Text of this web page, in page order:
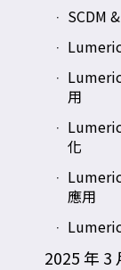
SCDM
用
化
應用
2025 年 3